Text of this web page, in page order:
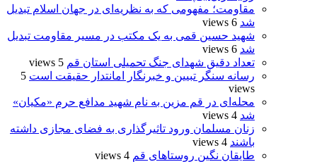
مقاومت؛ مفهومی که به نظریه‌ای در جهان اسلام تبدیل
شد 6 views
شهید حسین قمی به یک مکتب در مسیر مقاومت تبدیل
شد 6 views
تعداد دقیق شهدای جنگ تحمیلی استان قم 5 views
رسانه سنگر تبیین و خبرنگار امانتدار حقیقت است 5
views
محله‌ای در قم مزین به نام شهید مدافع حرم «مکیان»
شد 4 views
زنان مسلمان ورود تاثیرگذاری به فضای مجازی داشته
باشند 4 views
طایقان نگین روستاهای قم 4 views